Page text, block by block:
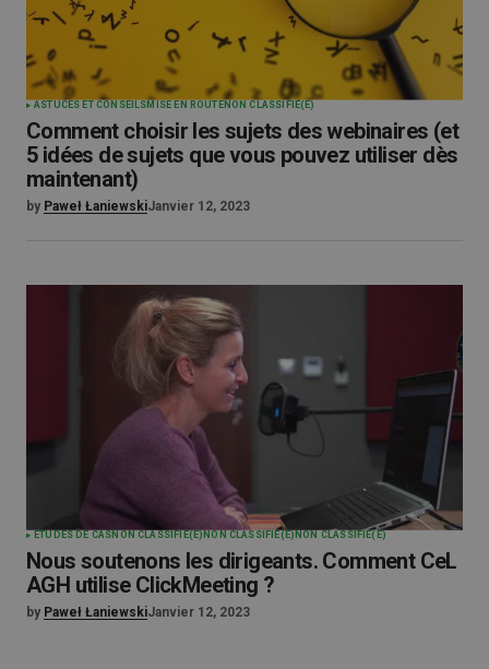
ASTUCES ET CONSEILS MISE EN ROUTENON CLASSIFIÉ(E)
Comment choisir les sujets des webinaires (et
5 idées de sujets que vous pouvez utiliser dès
maintenant)
by Paweł ŁaniewskiJanvier 12, 2023
ÉTUDES DE CAS NON CLASSIFIÉ(E) NON CLASSIFIÉ(E) NON CLASSIFIÉ(E)
Nous soutenons les dirigeants. Comment CeL
AGH utilise ClickMeeting ?
by Paweł ŁaniewskiJanvier 12, 2023